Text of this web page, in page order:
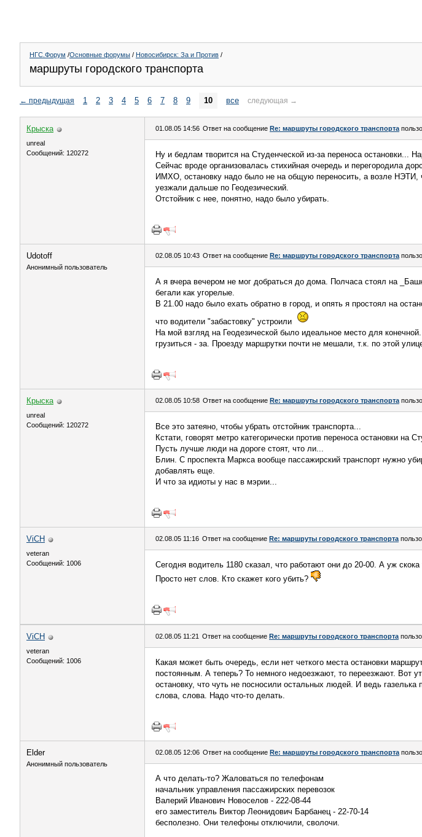
НГС.Форум /Основные форумы / Новосибирск: За и Против /
маршруты городского транспорта
← предыдущая 1 2 3 4 5 6 7 8 9 10 все следующая →
Крыска
unreal
Сообщений: 120272
01.08.05 14:56 Ответ на сообщение Re: маршруты городского транспорта
Ну и бедлам творится на Студенческой из-за переноса остановки...
Сейчас вроде организовалась стихийная очередь и перегородила
ИМХО, остановку надо было не на общую переносить, а возле НЭТИ,
уезжали дальше по Геодезический.
Отстойник с нее, понятно, надо было убирать.
Udotoff
Анонимный пользователь
02.08.05 10:43 Ответ на сообщение Re: маршруты городского транспорта
А я вчера вечером не мог добраться до дома. Полчаса стоял на
бегали как угорелые.
В 21.00 надо было ехать обратно в город, и опять я простоял на
что водители "забастовку" устроили
На мой взгляд на Геодезической было идеальное место для
грузиться - за. Проезду маршрутки почти не мешали, т.к. по этой
Крыска
unreal
Сообщений: 120272
02.08.05 10:58 Ответ на сообщение Re: маршруты городского транспорта
Все это затеяно, чтобы убрать отстойник транспорта...
Кстати, говорят метро категорически против переноса остановки на
Пусть лучше люди на дороге стоят, что ли...
Блин. С проспекта Маркса вообще пассажирский транспорт нужно
добавлять еще.
И что за идиоты у нас в мэрии...
ViCH
veteran
Сообщений: 1006
02.08.05 11:16 Ответ на сообщение Re: маршруты городского транспорта
Сегодня водитель 1180 сказал, что работают они до 20-00. А уж
Просто нет слов. Кто скажет кого убить?
ViCH
veteran
Сообщений: 1006
02.08.05 11:21 Ответ на сообщение Re: маршруты городского транспорта
Какая может быть очередь, если нет четкого места остановки
постоянным. А теперь? То немного недоезжают, то переезжают. Вот
остановку, что чуть не посносили остальных людей. И ведь
слова, слова. Надо что-то делать.
Elder
Анонимный пользователь
02.08.05 12:06 Ответ на сообщение Re: маршруты городского транспорта
А что делать-то? Жаловаться по телефонам
начальник управления пассажирских перевозок
Валерий Иванович Новоселов - 222-08-44
его заместитель Виктор Леонидович Барбанец - 22-70-14
бесполезно. Они телефоны отключили, сволочи.